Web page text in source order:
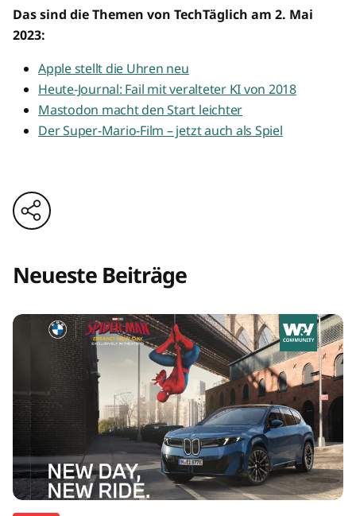
Das sind die Themen von TechTäglich am 2. Mai
2023:
Apple stellt die Uhren neu
Heute-Journal: Fail mit veralteter KI von 2018
Mastodon macht den Start leichter
Der Super-Mario-Film – jetzt auch als Spiel
Neueste Beiträge